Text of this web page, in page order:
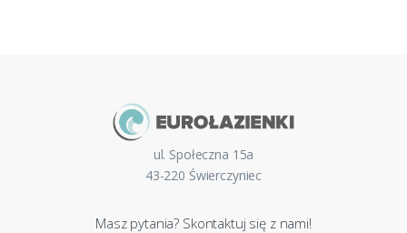
ul. Społeczna 15a
43-220 Świerczyniec
Masz pytania? Skontaktuj się z nami!